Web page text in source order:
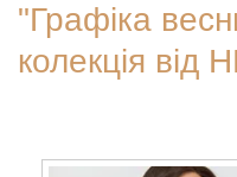
"Графіка
колекція від